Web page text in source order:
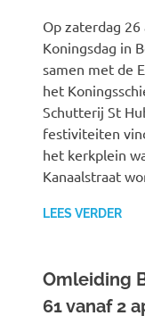
Op zaterdag
Koningsdag in
samen met de
het
Schutterij St
festiviteiten
het kerkplein
Kanaalstraat
LEES VERDER
Omleiding
61 vanaf 2